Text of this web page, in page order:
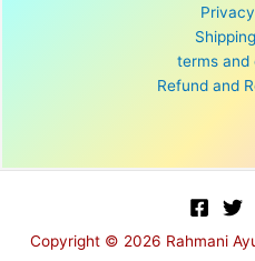
terms and
Refund and
Copyright © 2026 Rahmani